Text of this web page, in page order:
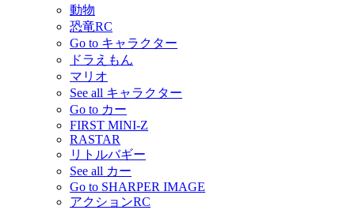
動物
恐竜RC
Go to キャラクター
ドラえもん
マリオ
See all キャラクター
Go to カー
FIRST MINI-Z
RASTAR
リトルバギー
See all カー
Go to SHARPER IMAGE
アクションRC